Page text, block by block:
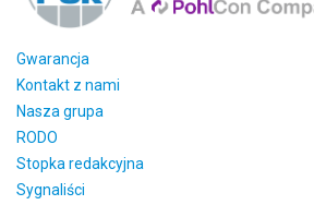
Gwarancja
Kontakt z nami
Nasza grupa
RODO
Stopka redakcyjna
Sygnaliści